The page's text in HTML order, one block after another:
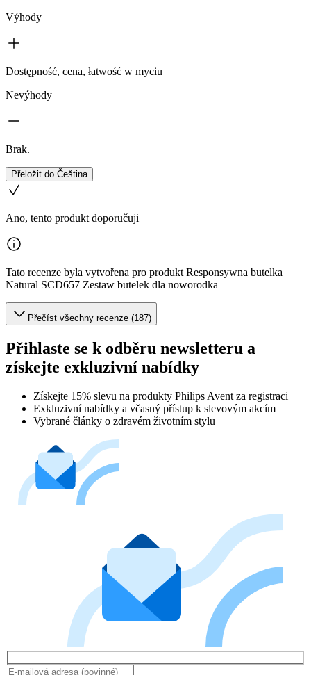
Výhody
Dostępność, cena, łatwość w myciu
Nevýhody
Brak.
Přeložit do Čeština
Ano, tento produkt doporučuji
Tato recenze byla vytvořena pro produkt Responsywna butelka
Natural SCD657 Zestaw butelek dla noworodka
Přečíst všechny recenze (187)
Přihlaste se k odběru newsletteru a
získejte exkluzivní nabídky
Získejte 15% slevu na produkty Philips Avent za registraci
Exkluzivní nabídky a včasný přístup k slevovým akcím
Vybrané články o zdravém životním stylu